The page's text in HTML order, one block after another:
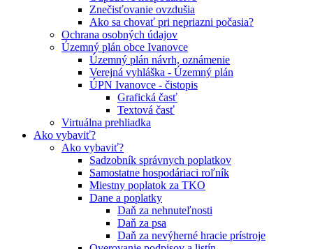
Znečisťovanie ovzdušia
Ako sa chovať pri nepriazni počasia?
Ochrana osobných údajov
Územný plán obce Ivanovce
Územný plán návrh, oznámenie
Verejná vyhláška - Územný plán
ÚPN Ivanovce - čistopis
Grafická časť
Textová časť
Virtuálna prehliadka
Ako vybaviť?
Ako vybaviť?
Sadzobník správnych poplatkov
Samostatne hospodáriaci roľník
Miestny poplatok za TKO
Dane a poplatky
Daň za nehnuteľnosti
Daň za psa
Daň za nevýherné hracie prístroje